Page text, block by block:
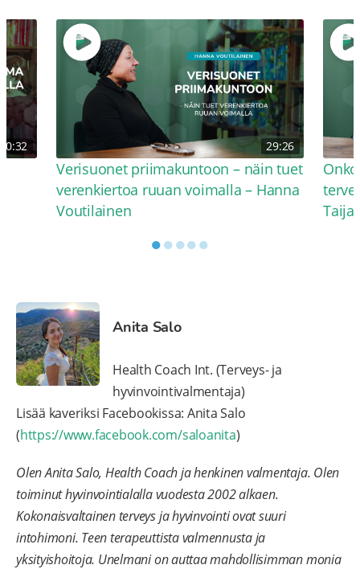
30:32 29:26
Verisuonet priimakuntoon – näin tuet
verenkiertoa ruuan voimalla – Hanna
Voutilainen
Taija
●●●●●
Anita Salo
Health Coach Int. (Terveys- ja
hyvinvointivalmentaja)
Lisää kaveriksi Facebookissa: Anita Salo
(https://www.facebook.com/saloanita)
Olen Anita Salo, Health Coach ja henkinen valmentaja. Olen
toiminut hyvinvointialalla vuodesta 2002 alkaen.
Kokonaisvaltainen terveys ja hyvinvointi ovat suuri
intohimoni. Teen terapeuttista valmennusta ja
yksityishoitoja. Unelmani on auttaa mahdollisimman monia